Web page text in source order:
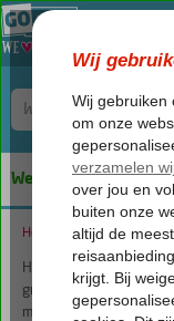
We keep you safe!
Home Disclaimer
Hoewel bij de
grootst mogelijke
mogelijkheid dat